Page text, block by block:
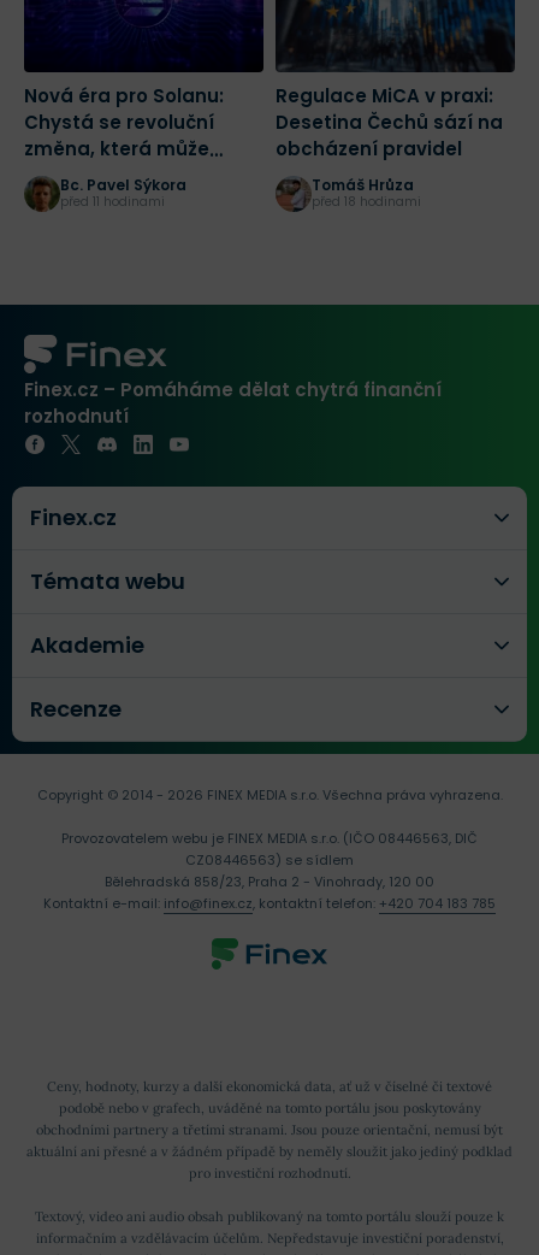
Nová éra pro Solanu:
Chystá se revoluční
změna, která může
spustit masivní růst
Bc. Pavel Sýkora
před 11 hodinami
Regulace MiCA v praxi:
Desetina Čechů sází na
obcházení pravidel
Tomáš Hrůza
před 18 hodinami
Finex.cz – Pomáháme dělat chytrá finanční
rozhodnutí
Finex.cz
Témata webu
Akademie
Recenze
Ceny, hodnoty, kurzy a další ekonomická data, ať už v číselné či textové
podobě nebo v grafech, uváděné na tomto portálu jsou poskytovány
obchodními partnery a třetími stranami. Jsou pouze orientační, nemusí být
aktuální ani přesné a v žádném případě by neměly sloužit jako jediný podklad
pro investiční rozhodnutí.
Textový, video ani audio obsah publikovaný na tomto portálu slouží pouze k
informačním a vzdělávacím účelům. Nepředstavuje investiční poradenství,
Copyright © 2014 - 2026 FINEX MEDIA s.r.o.Všechna práva vyhrazena.
Provozovatelem webu je FINEX MEDIA s.r.o. (IČO 08446563, DIČ
CZ08446563) se sídlem
Bělehradská 858/23, Praha 2 - Vinohrady, 120 00
Kontaktní e-mail: info@finex.cz, kontaktní telefon: +420 704 183 785